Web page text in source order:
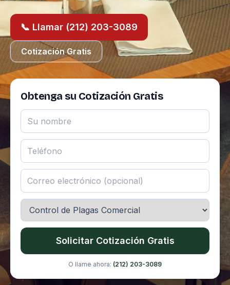
📞 Llamar (212) 203-3089
Cotización Gratis
Obtenga su Cotización Gratis
Solicitar Cotización Gratis
O llame ahora: (212) 203-3089